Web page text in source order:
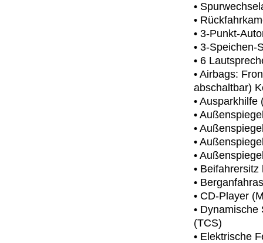
•
•
• 3-Punkt-
• 3-Speichen-
• 6
• Airbags:
abschaltbar)
• Ausparkhilfe
•
•
•
•
•
•
• CD-Player
•
(TCS)
• Elektrische